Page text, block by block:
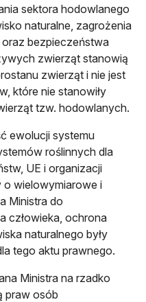
sektora hodowlanego
naturalne, zagrożenia
bezpieczeństwa
zwierząt stanowią
zwierząt i nie jest
które nie stanowiły
tzw. hodowlanych.
ewolucji systemu
roślinnych dla
UE i organizacji
o wielowymiarowe i
Ministra do
człowieka, ochrona
naturalnego były
tego aktu prawnego.
Ministra na rzadko
praw osób